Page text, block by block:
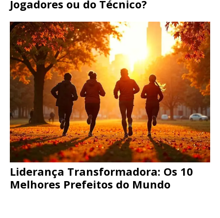
Jogadores ou do Técnico?
Liderança Transformadora: Os 10
Melhores Prefeitos do Mundo